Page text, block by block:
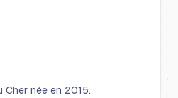
Cher née en 2015.